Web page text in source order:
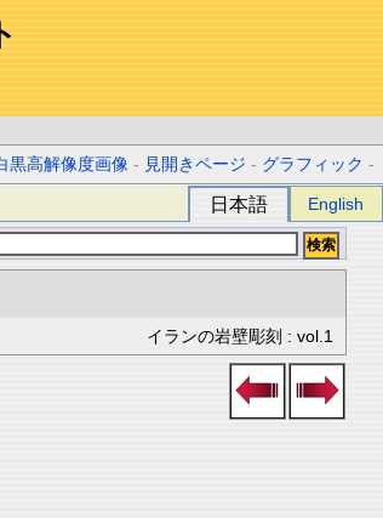
黒高解像度画像 - 見開きページ - グラフィック -
日本語 English
イランの岩壁彫刻 : vol.1